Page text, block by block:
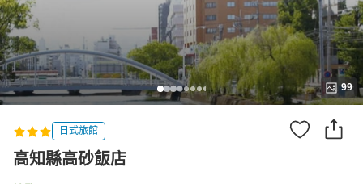
99
日式旅館
高知縣高砂飯店